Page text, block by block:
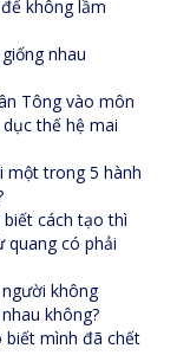
không lầm
nhau
Tông vào môn
thế hệ mai
một trong 5 hành
cách tạo thì
quang có phải
không
không?
biết mình đã chết